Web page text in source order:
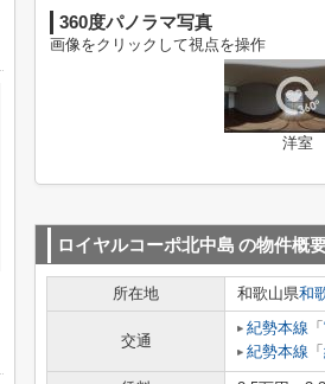
360度パノラマ写真
画像をクリックして視点を操作
洋室
ロイヤルコーポ北中島 の物件概
所在地 和歌山県和
交通
紀勢本線 「
紀勢本線 「